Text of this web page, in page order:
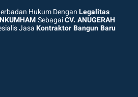
Hukum DenganLegalitas
SebagaiCV. ANUGERAH
JasaKontraktor Bangun Baru